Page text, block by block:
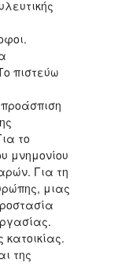
πιστεύω
το
μνημονίου
Για τη
μιας
της